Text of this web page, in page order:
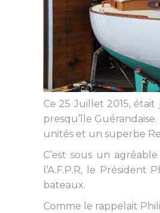
Ce 25 Juillet 2015,
presqu’île
unités et un superbe
C’est sous un
l’A.F.P.R, le
bateaux.
Comme le rappelait